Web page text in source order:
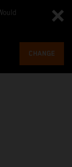
CHANGE